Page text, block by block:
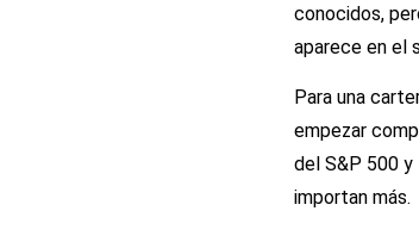
conocidos,
aparece en el
Para una
empezar
del S&P 500 y
importan más.